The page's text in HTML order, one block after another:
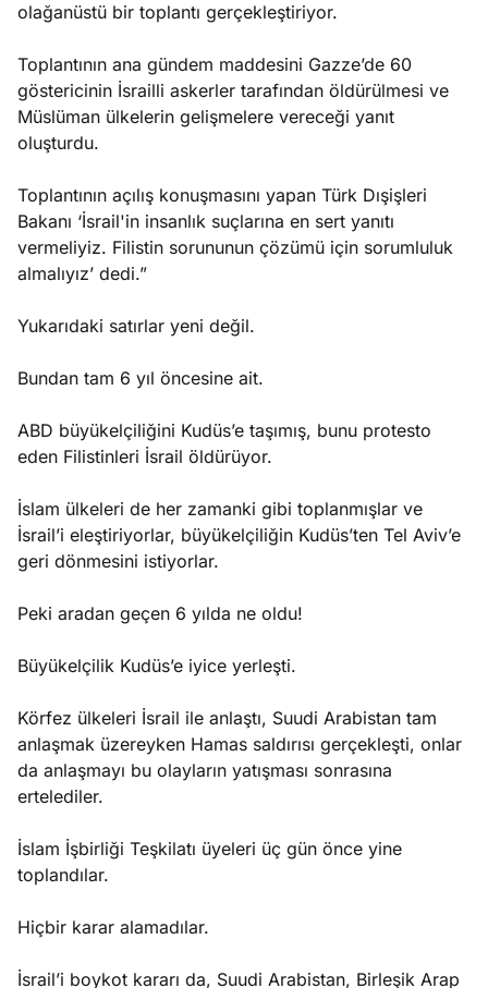
olağanüstü bir toplantı gerçekleştiriyor.
Toplantının ana gündem maddesini Gazze’de 60
göstericinin İsrailli askerler tarafından öldürülmesi ve
Müslüman ülkelerin gelişmelere vereceği yanıt
oluşturdu.
Toplantının açılış konuşmasını yapan Türk Dışişleri
Bakanı ‘İsrail'in insanlık suçlarına en sert yanıtı
vermeliyiz. Filistin sorununun çözümü için sorumluluk
almalıyız’ dedi.”
Yukarıdaki satırlar yeni değil.
Bundan tam 6 yıl öncesine ait.
ABD büyükelçiliğini Kudüs’e taşımış, bunu protesto
eden Filistinleri İsrail öldürüyor.
İslam ülkeleri de her zamanki gibi toplanmışlar ve
İsrail’i eleştiriyorlar, büyükelçiliğin Kudüs’ten Tel Aviv’e
geri dönmesini istiyorlar.
Peki aradan geçen 6 yılda ne oldu!
Büyükelçilik Kudüs’e iyice yerleşti.
Körfez ülkeleri İsrail ile anlaştı, Suudi Arabistan tam
anlaşmak üzereyken Hamas saldırısı gerçekleşti, onlar
da anlaşmayı bu olayların yatışması sonrasına
ertelediler.
İslam İşbirliği Teşkilatı üyeleri üç gün önce yine
toplandılar.
Hiçbir karar alamadılar.
İsrail’i boykot kararı da, Suudi Arabistan, Birleşik Arap